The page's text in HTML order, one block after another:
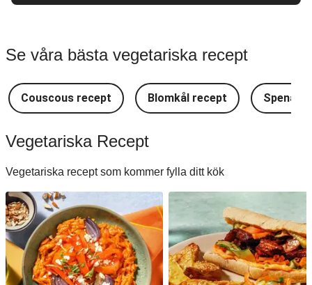
Se våra bästa vegetariska recept
Couscous recept Blomkål recept Spenat
Vegetariska Recept
Vegetariska recept som kommer fylla ditt kök